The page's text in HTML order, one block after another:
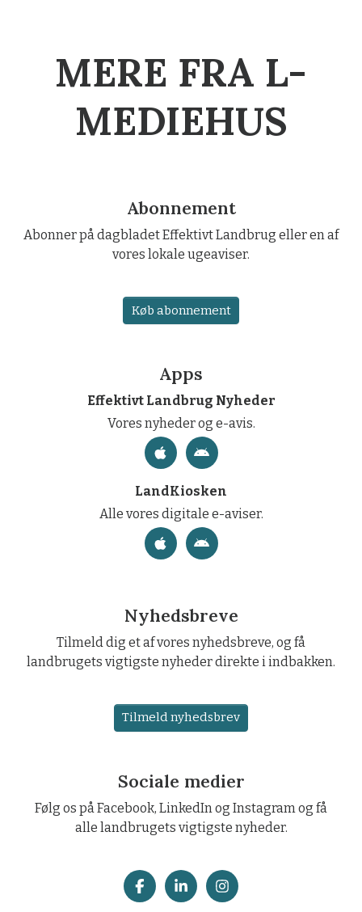
MERE FRA L-
MEDIEHUS
Abonnement
Abonner på dagbladet Effektivt Landbrug eller en af
vores lokale ugeaviser.
Køb abonnement
Apps
Effektivt Landbrug Nyheder
Vores nyheder og e-avis.
LandKiosken
Alle vores digitale e-aviser.
Nyhedsbreve
Tilmeld dig et af vores nyhedsbreve, og få
landbrugets vigtigste nyheder direkte i indbakken.
Tilmeld nyhedsbrev
Sociale medier
Følg os på Facebook, LinkedIn og Instagram og få
alle landbrugets vigtigste nyheder.